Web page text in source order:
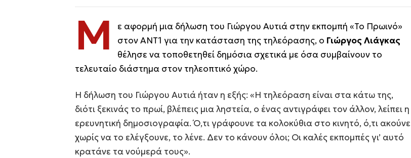
Μ
ε αφορμή μια δήλωση του Γιώργου Αυτιά στην εκπομπή «Το Πρωινό»
στον ΑΝΤ1 για την κατάσταση της τηλεόρασης, ο Γιώργος Λιάγκας
θέλησε να τοποθετηθεί δημόσια σχετικά με όσα συμβαίνουν το
τελευταίο διάστημα στον τηλεοπτικό χώρο.
Η δήλωση του Γιώργου Αυτιά ήταν η εξής: «Η τηλεόραση είναι στα κάτω της,
διότι ξεκινάς το πρωί, βλέπεις μια ληστεία, ο ένας αντιγράφει τον άλλον, λείπει η
ερευνητική δημοσιογραφία. Ό,τι γράφουνε τα κολοκύθια στο κινητό, ό,τι ακούνε
χωρίς να το ελέγξουνε, το λένε. Δεν το κάνουν όλοι; Οι καλές εκπομπές γι’ αυτό
κρατάνε τα νούμερά τους».